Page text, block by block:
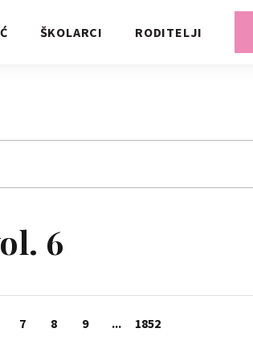
ŠKOLARCI RODITELJI
6
7 8 9 ... 1852